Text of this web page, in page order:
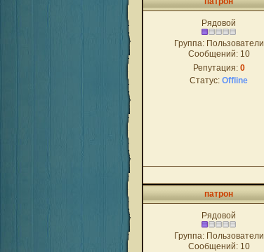
Рядовой
Группа: Пользователи
Сообщений: 10
Репутация: 0
Статус: Offline
патрон
Рядовой
Группа: Пользователи
Сообщений: 10